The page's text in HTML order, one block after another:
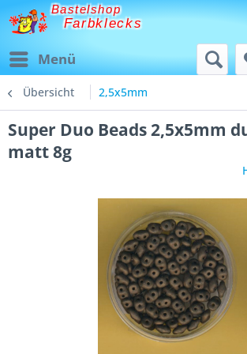
Bastelshop
Farbklecks
Menü
Übersicht 2,5x5mm
Super Duo Beads 2,5x5mm
matt 8g